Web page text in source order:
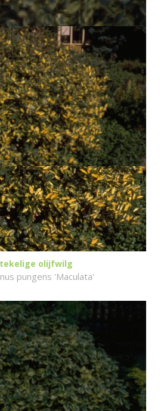
olijfwilg
pungens 'Maculata'